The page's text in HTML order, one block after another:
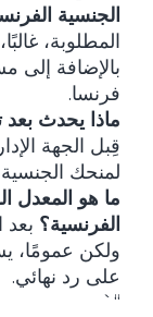
الجنسية الفرنسية
المطلوبة، غالبًا،
بالإضافة إلى
فرنسا.
ماذا يحدث
قِبل الجهة
لمنحك
ما هو المعدل
الفرنسية؟ بعد
ولكن عمومًا،
على رد نهائي.
“`